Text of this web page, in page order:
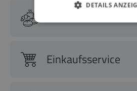
Frühstücksbuffet
Einkaufsservice
DETAILS